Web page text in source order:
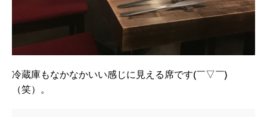
冷蔵庫もなかなかいい感じに見える席です(￣▽￣)
（笑）。